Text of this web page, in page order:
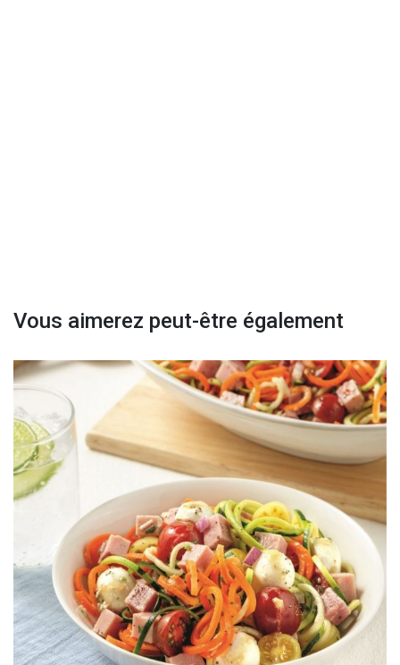
Vous aimerez peut-être également